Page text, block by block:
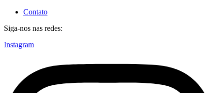
Contato
Siga-nos nas redes:
Instagram